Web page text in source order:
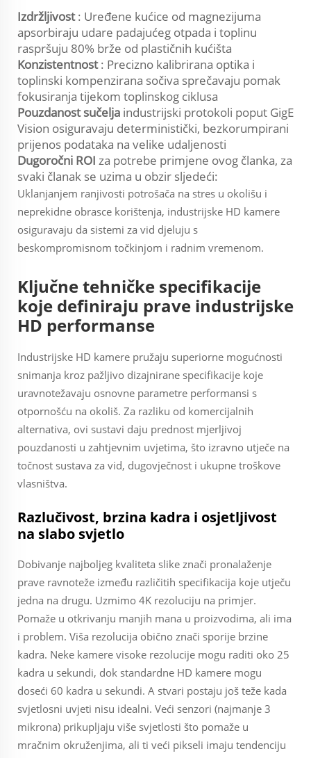
Izdržljivost: Uređene kućice od magnezijuma
apsorbiraju udare padajućeg otpada i toplinu
raspršuju 80% brže od plastičnih kućišta
Konzistentnost: Precizno kalibrirana optika i
toplinski kompenzirana sočiva sprečavaju pomak
fokusiranja tijekom toplinskog ciklusa
Pouzdanost sučelja industrijski protokoli poput GigE
Vision osiguravaju deterministički, bezkorumpirani
prijenos podataka na velike udaljenosti
Dugoročni ROI za potrebe primjene ovog članka, za
svaki članak se uzima u obzir sljedeći:
Uklanjanjem ranjivosti potrošača na stres u okolišu i
neprekidne obrasce korištenja, industrijske HD kamere
osiguravaju da sistemi za vid djeluju s
beskompromisnom točkinjom i radnim vremenom.
Ključne tehničke specifikacije
koje definiraju prave industrijske
HD performanse
Industrijske HD kamere pružaju superiorne mogućnosti
snimanja kroz pažljivo dizajnirane specifikacije koje
uravnotežavaju osnovne parametre performansi s
otpornošću na okoliš. Za razliku od komercijalnih
alternativa, ovi sustavi daju prednost mjerljivoj
pouzdanosti u zahtjevnim uvjetima, što izravno utječe na
točnost sustava za vid, dugovječnost i ukupne troškove
vlasništva.
Razlučivost, brzina kadra i osjetljivost
na slabo svjetlo
Dobivanje najboljeg kvaliteta slike znači pronalaženje
prave ravnoteže između različitih specifikacija koje utječu
jedna na drugu. Uzmimo 4K rezoluciju na primjer.
Pomaže u otkrivanju manjih mana u proizvodima, ali ima
i problem. Viša rezolucija obično znači sporije brzine
kadra. Neke kamere visoke rezolucije mogu raditi oko 25
kadra u sekundi, dok standardne HD kamere mogu
doseći 60 kadra u sekundi. A stvari postaju još teže kada
svjetlosni uvjeti nisu idealni. Veći senzori (najmanje 3
mikrona) prikupljaju više svjetlosti što pomaže u
mračnim okruženjima, ali ti veći pikseli imaju tendenciju